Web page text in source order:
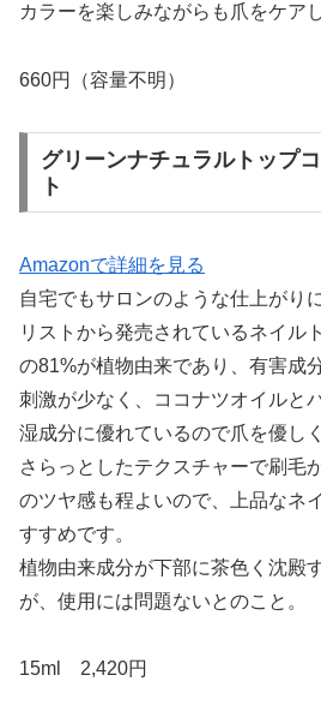
カラーを楽しみながらも爪をケア
660円（容量不明）
グリーンナチュラルトップ
ト
Amazonで詳細を見る
自宅でもサロンのような仕上がり
リストから発売されているネイル
の81%が植物由来であり、有害成
刺激が少なく、ココナツオイルと
湿成分に優れているので爪を優し
さらっとしたテクスチャーで刷毛
のツヤ感も程よいので、上品なネ
すすめです。
植物由来成分が下部に茶色く沈殿
が、使用には問題ないとのこと。
15ml 2,420円